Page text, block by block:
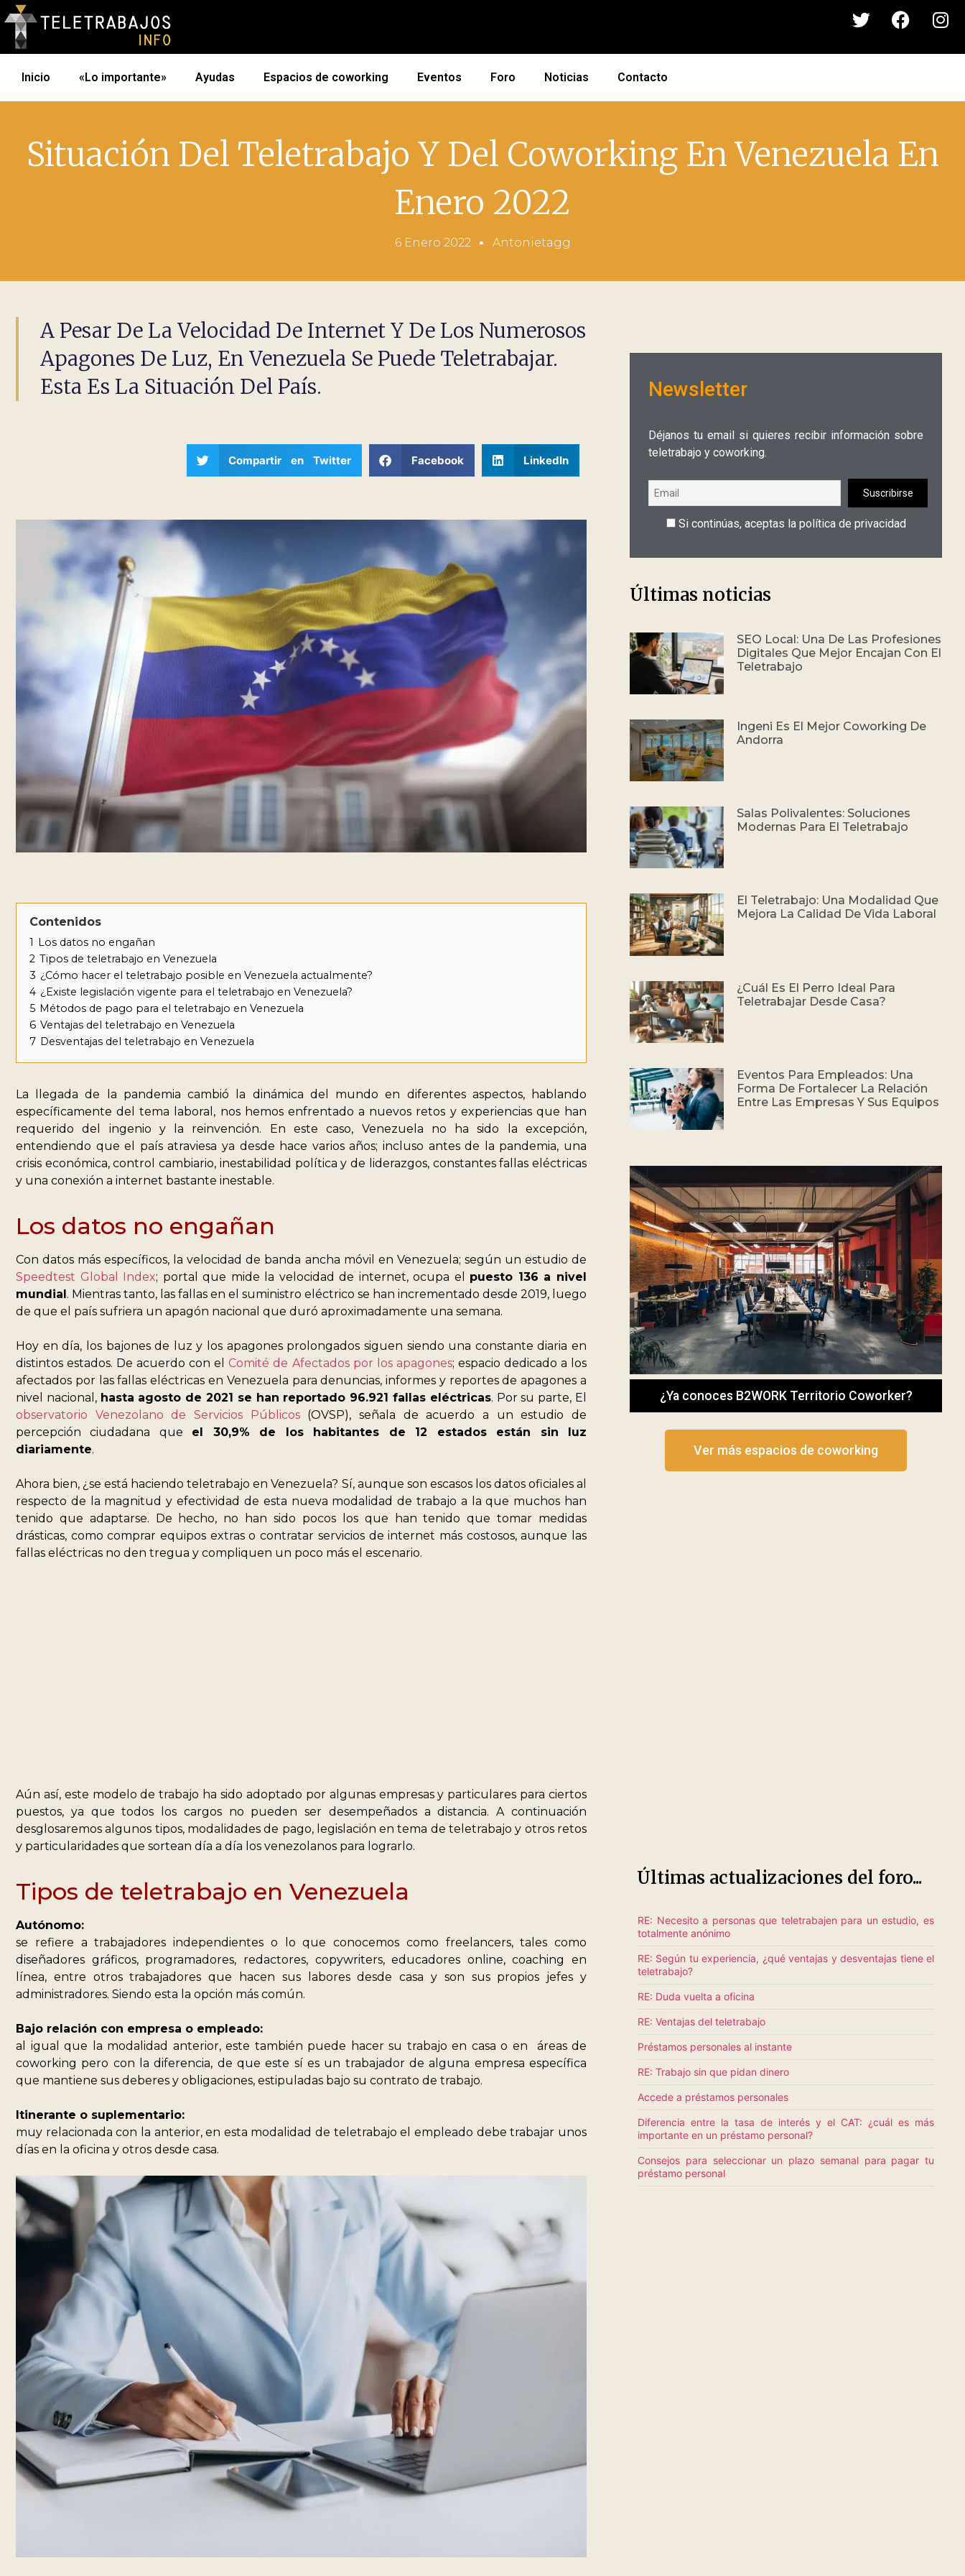
Inicio «Lo importante» Ayudas Espacios de coworking Eventos Foro Noticias Contacto
Situación Del Teletrabajo Y Del Coworking En Venezuela En
Enero 2022
6 Enero 2022 Antonietagg
A Pesar De La Velocidad De Internet Y De Los Numerosos
Apagones De Luz, En Venezuela Se Puede Teletrabajar.
Esta Es La Situación Del País.
Compartir en Twitter Facebook LinkedIn
Contenidos
1
Los datos no engañan
2 Tipos de teletrabajo en Venezuela
3 ¿Cómo hacer el teletrabajo posible en Venezuela actualmente?
4 ¿Existe legislación vigente para el teletrabajo en Venezuela?
5 Métodos de pago para el teletrabajo en Venezuela
6 Ventajas del teletrabajo en Venezuela
7 Desventajas del teletrabajo en Venezuela
La llegada de la pandemia cambió la dinámica del mundo en diferentes aspectos, hablando
específicamente del tema laboral, nos hemos enfrentado a nuevos retos y experiencias que han
requerido del ingenio y la reinvención. En este caso, Venezuela no ha sido la excepción,
entendiendo que el país atraviesa ya desde hace varios años; incluso antes de la pandemia, una
crisis económica, control cambiario, inestabilidad política y de liderazgos, constantes fallas eléctricas
y una conexión a internet bastante inestable.
Los datos no engañan
Con datos más específicos, la velocidad de banda ancha móvil en Venezuela; según un estudio de
Speedtest Global Index; portal que mide la velocidad de internet, ocupa el puesto 136 a nivel
mundial . Mientras tanto, las fallas en el suministro eléctrico se han incrementado desde 2019, luego
de que el país sufriera un apagón nacional que duró aproximadamente una semana.
Hoy en día, los bajones de luz y los apagones prolongados siguen siendo una constante diaria en
distintos estados. De acuerdo con elComité de Afectados por los apagones; espacio dedicado a los
afectados por las fallas eléctricas en Venezuela para denuncias, informes y reportes de apagones a
nivel nacional, hasta agosto de 2021 se han reportado 96.921 fallas eléctricas. Por su parte, El
observatorio Venezolano de Servicios Públicos(OVSP), señala de acuerdo a un estudio de
percepción ciudadana que el 30,9% de los habitantes de 12 estados están sin luz
diariamente.
Ahora bien, ¿se está haciendo teletrabajo en Venezuela? Sí, aunque son escasos los datos oficiales al
respecto de la magnitud y efectividad de esta nueva modalidad de trabajo a la que muchos han
tenido que adaptarse. De hecho, no han sido pocos los que han tenido que tomar medidas
drásticas, como comprar equipos extras o contratar servicios de internet más costosos, aunque las
fallas eléctricas no den tregua y compliquen un poco más el escenario.
Aún así, este modelo de trabajo ha sido adoptado por algunas empresas y particulares para ciertos
puestos, ya que todos los cargos no pueden ser desempeñados a distancia. A continuación
desglosaremos algunos tipos, modalidades de pago, legislación en tema de teletrabajo y otros retos
y particularidades que sortean día a día los venezolanos para lograrlo.
Tipos de teletrabajo en Venezuela
Autónomo:
se refiere a trabajadores independientes o lo que conocemos como freelancers, tales como
diseñadores gráficos, programadores, redactores, copywriters, educadores online, coaching en
línea, entre otros trabajadores que hacen sus labores desde casa y son sus propios jefes y
administradores. Siendo esta la opción más común.
Bajo relación con empresa o empleado:
al igual que la modalidad anterior, este también puede hacer su trabajo en casa o en áreas de
coworking pero con la diferencia, de que este sí es un trabajador de alguna empresa específica
que mantiene sus deberes y obligaciones, estipuladas bajo su contrato de trabajo.
Itinerante o suplementario:
muy relacionada con la anterior, en esta modalidad de teletrabajo el empleado debe trabajar unos
días en la oficina y otros desde casa.
Newsletter
Déjanos tu email si quieres recibir información sobre
teletrabajo y coworking.
Si continúas, aceptas la política de privacidad
Últimas noticias
SEO Local: Una De Las Profesiones
Digitales Que Mejor Encajan Con El
Teletrabajo
Ingeni Es El Mejor Coworking De
Andorra
Salas Polivalentes: Soluciones
Modernas Para El Teletrabajo
El Teletrabajo: Una Modalidad Que
Mejora La Calidad De Vida Laboral
¿Cuál Es El Perro Ideal Para
Teletrabajar Desde Casa?
Eventos Para Empleados: Una
Forma De Fortalecer La Relación
Entre Las Empresas Y Sus Equipos
¿Ya conoces B2WORK Territorio Coworker?
Ver más espacios de coworking
Últimas actualizaciones del foro...
RE: Necesito a personas que teletrabajen para un estudio, es
totalmente anónimo
RE: Según tu experiencia, ¿qué ventajas y desventajas tiene el
teletrabajo?
RE: Duda vuelta a oficina
RE: Ventajas del teletrabajo
Préstamos personales al instante
RE: Trabajo sin que pidan dinero
Accede a préstamos personales
Diferencia entre la tasa de interés y el CAT: ¿cuál es más
importante en un préstamo personal?
Consejos para seleccionar un plazo semanal para pagar tu
préstamo personal